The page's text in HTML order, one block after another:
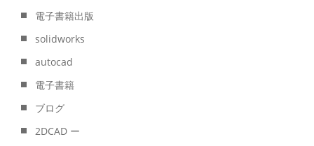
電子書籍出版
solidworks
autocad
電子書籍
ブログ
2DCAD ー